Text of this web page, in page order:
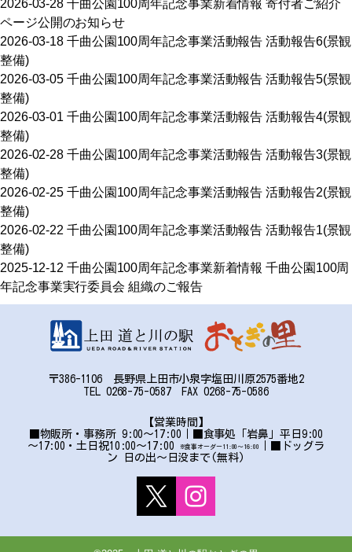
〒386-1106
TEL:0268-75-0587 FAX:0268-75-0586
2026-03-28 千曲公園100周年記念事業新着情報 寄付者ご紹介
ページ公開のお知らせ
2026-03-18 千曲公園100周年記念事業活動報告 活動報告6(景観
整備)
2026-03-05 千曲公園100周年記念事業活動報告 活動報告5(景観
整備)
2026-03-01 千曲公園100周年記念事業活動報告 活動報告4(景観
整備)
2026-02-28 千曲公園100周年記念事業活動報告 活動報告3(景観
整備)
2026-02-25 千曲公園100周年記念事業活動報告 活動報告2(景観
整備)
2026-02-22 千曲公園100周年記念事業活動報告 活動報告1(景観
整備)
2025-12-12 千曲公園100周年記念事業新着情報 千曲公園100周
年記念事業実行委員会 組織のご報告
〒386-1106 長野県上田市小泉字塩田川原2575番地2
TEL 0268-75-0587 FAX 0268-75-0586
【営業時間】
■物販所・事務所 9:00～17:00｜■食事処「岩鼻」平日9:00
～17:00・土日祝10:00～17:00
※食事オーダー11:00〜16:00
｜■ドッグラ
ン 日の出～日没まで(無料)